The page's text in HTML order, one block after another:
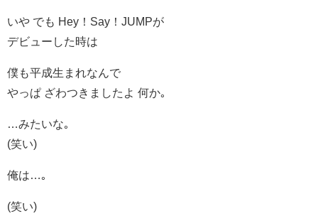
いや でも Hey！Say！JUMPが
デビューした時は
僕も平成生まれなんで
やっぱ ざわつきましたよ 何か｡
…みたいな｡
(笑い)
俺は…｡
(笑い)